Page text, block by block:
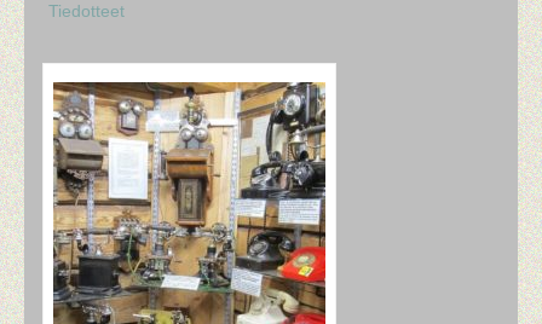
Tiedotteet